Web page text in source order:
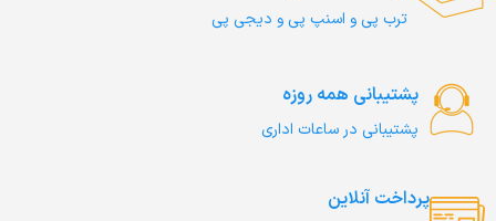
ترب‌ پی و اسنپ پی و دیجی پی
پشتیبانی همه روزه
پشتیبانی در ساعات اداری
پرداخت آنلاین